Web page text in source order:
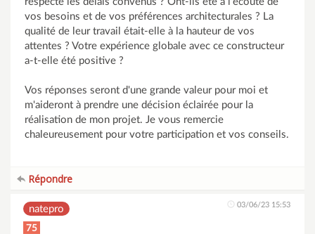
vos besoins et de vos préférences architecturales ? La
qualité de leur travail était-elle à la hauteur de vos
attentes ? Votre expérience globale avec ce constructeur
a-t-elle été positive ?
Vos réponses seront d'une grande valeur pour moi et
m'aideront à prendre une décision éclairée pour la
réalisation de mon projet. Je vous remercie
chaleureusement pour votre participation et vos conseils.
Répondre
natepro 03/06/23 15:53
75